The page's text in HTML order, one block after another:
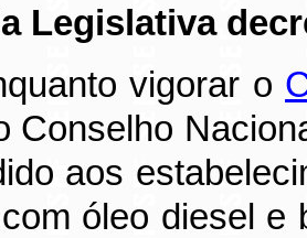
Legislativa
vigorar o
Conselho
aos
óleo diesel e